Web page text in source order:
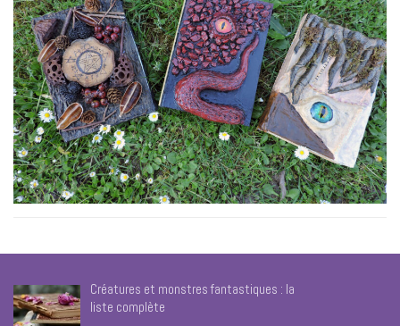
Créatures et monstres fantastiques : la
liste complète